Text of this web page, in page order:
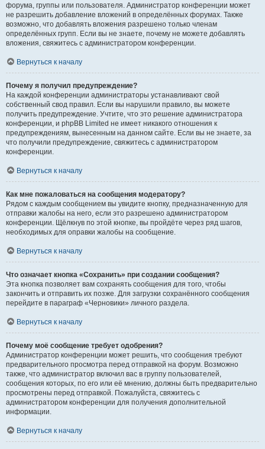
форума, группы или пользователя. Администратор конференции может
не разрешить добавление вложений в определённых форумах. Также
возможно, что добавлять вложения разрешено только членам
определённых групп. Если вы не знаете, почему не можете добавлять
вложения, свяжитесь с администратором конференции.
Вернуться к началу
Почему я получил предупреждение?
На каждой конференции администраторы устанавливают свой
собственный свод правил. Если вы нарушили правило, вы можете
получить предупреждение. Учтите, что это решение администратора
конференции, и phpBB Limited не имеет никакого отношения к
предупреждениям, вынесенным на данном сайте. Если вы не знаете, за
что получили предупреждение, свяжитесь с администратором
конференции.
Вернуться к началу
Как мне пожаловаться на сообщения модератору?
Рядом с каждым сообщением вы увидите кнопку, предназначенную для
отправки жалобы на него, если это разрешено администратором
конференции. Щёлкнув по этой кнопке, вы пройдёте через ряд шагов,
необходимых для оправки жалобы на сообщение.
Вернуться к началу
Что означает кнопка «Сохранить» при создании сообщения?
Эта кнопка позволяет вам сохранять сообщения для того, чтобы
закончить и отправить их позже. Для загрузки сохранённого сообщения
перейдите в параграф «Черновики» личного раздела.
Вернуться к началу
Почему моё сообщение требует одобрения?
Администратор конференции может решить, что сообщения требуют
предварительного просмотра перед отправкой на форум. Возможно
также, что администратор включил вас в группу пользователей,
сообщения которых, по его или её мнению, должны быть предварительно
просмотрены перед отправкой. Пожалуйста, свяжитесь с
администратором конференции для получения дополнительной
информации.
Вернуться к началу